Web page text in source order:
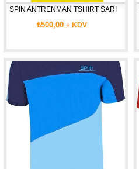
SPIN ANTRENMAN TSHIRT SARI
₺500,00+ KDV